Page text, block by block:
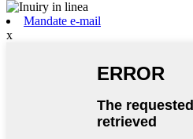
Mandate e-mail
x